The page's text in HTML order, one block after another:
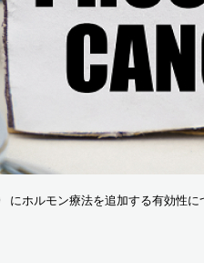
ルモン療法を追加する有効性